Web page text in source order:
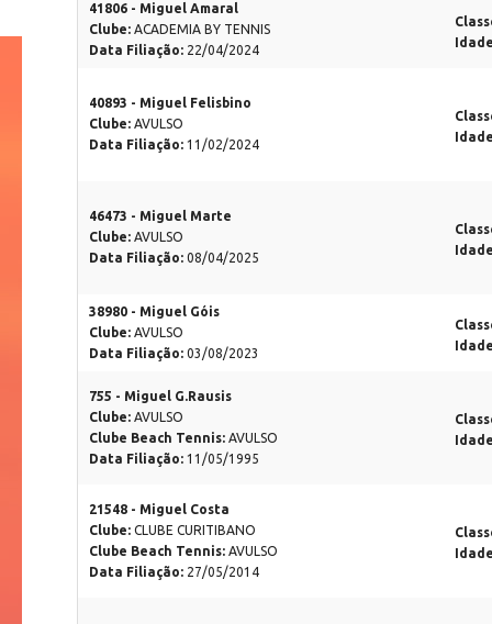
41806 - Miguel Amaral
Clube: ACADEMIA BY TENNIS
Data Filiação: 22/04/2024
40893 - Miguel Felisbino
Clube: AVULSO
Data Filiação: 11/02/2024
46473 - Miguel Marte
Clube: AVULSO
Data Filiação: 08/04/2025
38980 - Miguel Góis
Clube: AVULSO
Data Filiação: 03/08/2023
755 - Miguel G.Rausis
Clube: AVULSO
Clube Beach Tennis: AVULSO
Data Filiação: 11/05/1995
21548 - Miguel Costa
Clube: CLUBE CURITIBANO
Clube Beach Tennis: AVULSO
Data Filiação: 27/05/2014